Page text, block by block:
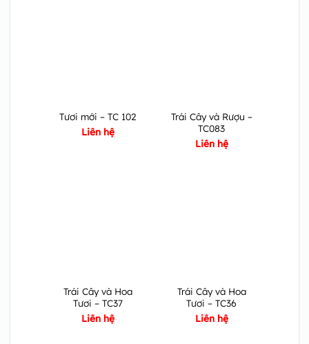
Tươi mới – TC 102
Liên hệ
Trái Cây và Rượu –
TC083
Liên hệ
Trái Cây và Hoa
Tươi – TC37
Liên hệ
Trái Cây và Hoa
Tươi – TC36
Liên hệ